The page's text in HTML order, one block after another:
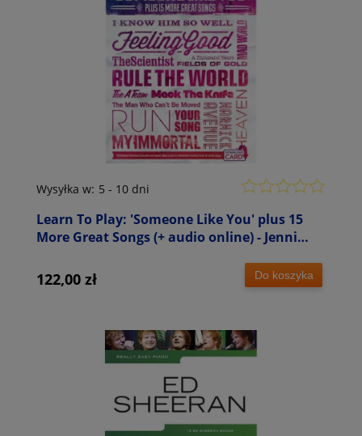
Learn To Play: 'Someone Like You' plus 15
More Great Songs (+ audio online) - Jenni
gitarowe
Wysyłka w: 5 - 10 dni
122,00 zł Do koszyka